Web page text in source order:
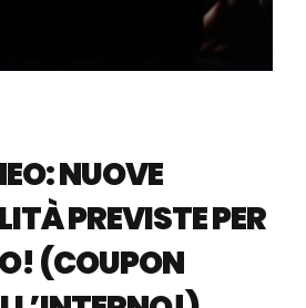
NUOVE
PREVISTE PER
(COUPON